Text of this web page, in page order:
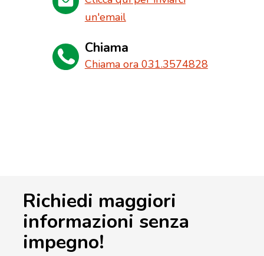
un'email
Chiama
Chiama ora 031.3574828
Richiedi maggiori
informazioni senza
impegno!